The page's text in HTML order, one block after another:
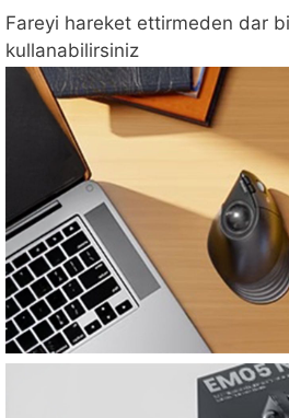
Fareyi hareket ettirmeden dar
kullanabilirsiniz